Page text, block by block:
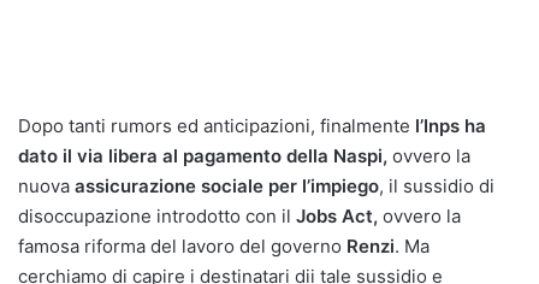
Dopo tanti rumors ed anticipazioni, finalmente l’Inps ha
dato il via libera al pagamento della Naspi, ovvero la
nuova assicurazione sociale per l’impiego, il sussidio di
disoccupazione introdotto con il Jobs Act, ovvero la
famosa riforma del lavoro del governo Renzi. Ma
cerchiamo di capire i destinatari dii tale sussidio e